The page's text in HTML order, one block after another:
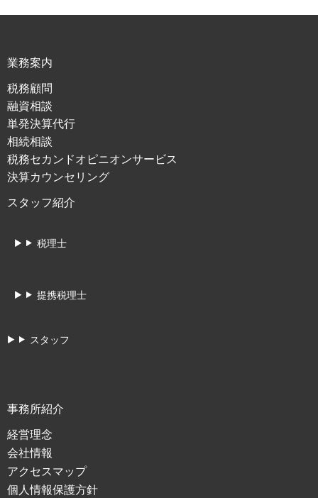
業務案内
税務顧問
融資相談
単発決算代行
相続相談
税務セカンドオピニオンサービス
決算カウンセリング
スタッフ紹介
税理士
提携税理士
スタッフ
事務所紹介
経営理念
会社情報
アクセスマップ
個人情報保護方針